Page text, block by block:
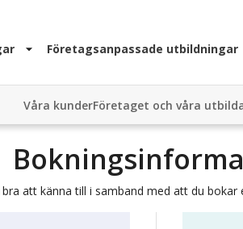
Företagsanpassade utbildningar
Våra kunderFöretaget och våra
att känna till i samband med att du bokar